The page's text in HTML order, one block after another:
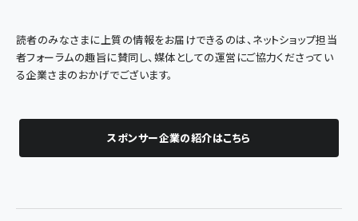
読者のみなさまに上質の情報をお届けできるのは、ネットショップ担当
者フォーラムの趣旨に賛同し、媒体としての運営にご協力くださってい
る企業さまのおかげでございます。
スポンサー企業の紹介はこちら